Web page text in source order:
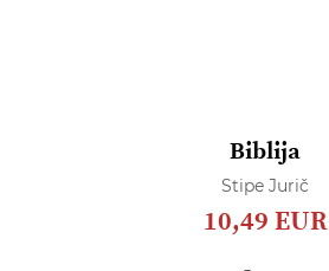
Biblija
Stipe Jurič
10,49 EUR